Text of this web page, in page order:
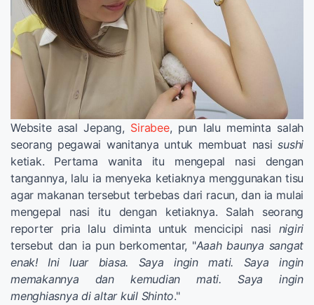
Website asal Jepang, Sirabee, pun lalu meminta salah
seorang pegawai wanitanya untuk membuat nasisushi
ketiak. Pertama wanita itu mengepal nasi dengan
tangannya, lalu ia menyeka ketiaknya menggunakan tisu
agar makanan tersebut terbebas dari racun, dan ia mulai
mengepal nasi itu dengan ketiaknya. Salah seorang
reporter pria lalu diminta untuk mencicipi nasi nigiri
tersebut dan ia pun berkomentar, "Aaah baunya sangat
enak! Ini luar biasa. Saya ingin mati. Saya ingin
memakannya dan kemudian mati. Saya ingin
menghiasnya di altar kuil Shinto."